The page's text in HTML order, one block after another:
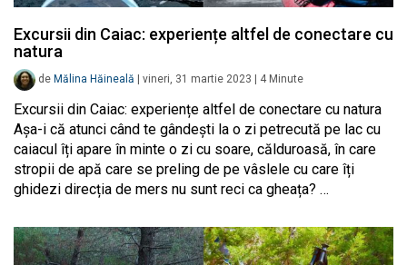
Excursii din Caiac: experiențe altfel de conectare cu
natura
de Mălina Hăineală vineri, 31 martie 2023 4 Minute
Excursii din Caiac: experiențe altfel de conectare cu natura
Așa-i că atunci când te gândești la o zi petrecută pe lac cu
caiacul îți apare în minte o zi cu soare, călduroasă, în care
stropii de apă care se preling de pe vâslele cu care îți
ghidezi direcția de mers nu sunt reci ca gheața? …